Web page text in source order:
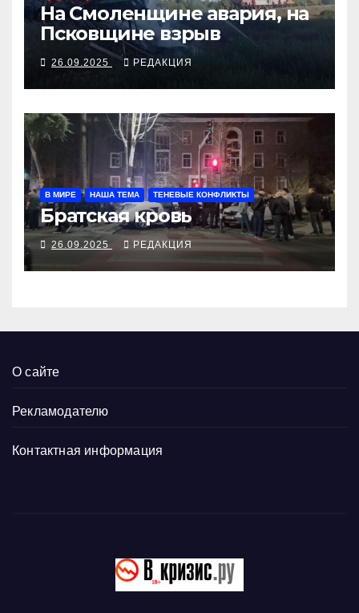
На Смоленщине авария, на
Псковщине взрыв
26.09.2025 РЕДАКЦИЯ
В МИРЕ НАША ТЕМА ТЕНЕВЫЕ КОНФЛИКТЫ
Братская кровь
26.09.2025 РЕДАКЦИЯ
О сайте
Рекламодателю
Контактная информация